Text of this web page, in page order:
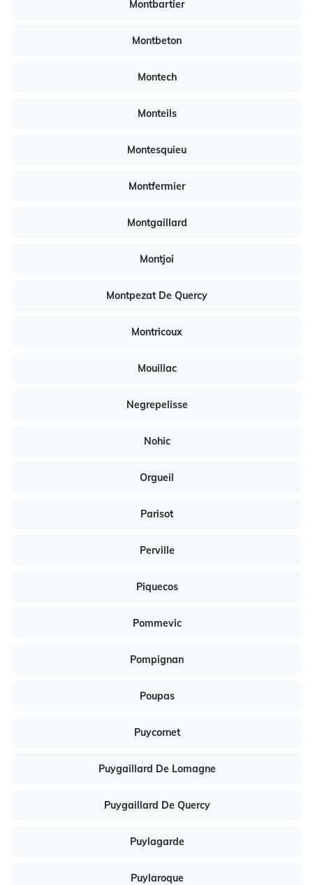
Montbartier
Montbeton
Montech
Monteils
Montesquieu
Montfermier
Montgaillard
Montjoi
Montpezat De Quercy
Montricoux
Mouillac
Negrepelisse
Nohic
Orgueil
Parisot
Perville
Piquecos
Pommevic
Pompignan
Poupas
Puycornet
Puygaillard De Lomagne
Puygaillard De Quercy
Puylagarde
Puylaroque